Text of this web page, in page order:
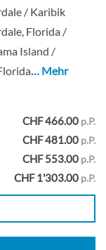
/ Karibik
Florida /
Island /
… Mehr
CHF 466.00 p.P.
CHF 481.00 p.P.
CHF 553.00 p.P.
CHF 1'303.00 p.P.